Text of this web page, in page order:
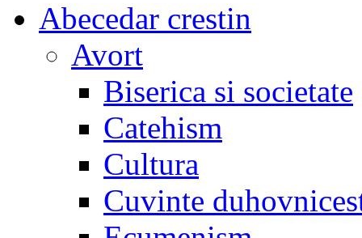
Abecedar crestin
Avort
Biserica si societate
Catehism
Cultura
Cuvinte